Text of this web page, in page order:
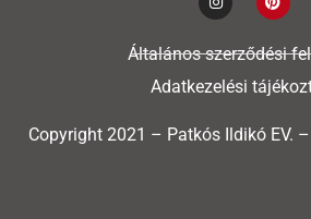
Általános szerződési
Adatkezelési
Copyright 2021 – Patkós Ildikó EV.